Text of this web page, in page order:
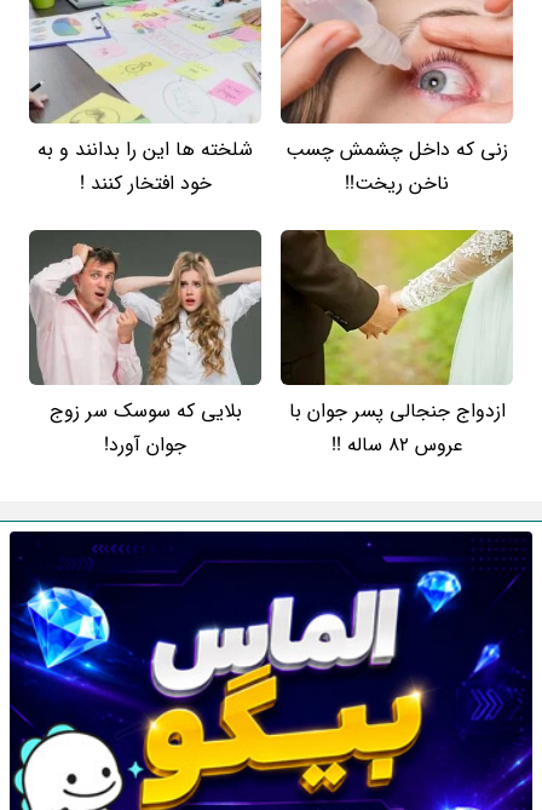
زنی که داخل چشمش چسب
ناخن ریخت!!
شلخته ها این را بدانند و به
خود افتخار کنند !
ازدواج جنجالی پسر جوان با
عروس 82 ساله !!
بلایی که سوسک سر زوج
جوان آورد!